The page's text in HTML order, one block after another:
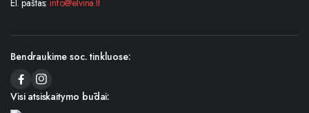
Bendraukime soc. tinkluose:
Visi atsiskaitymo būdai: